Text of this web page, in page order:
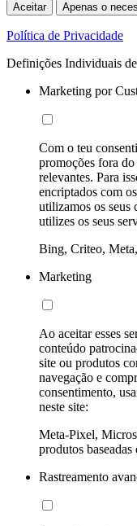
Aceitar Apenas o
Política de Privacidade
Definições Individuais
Marketing por
Com o teu
promoções fora
relevantes. Para
encriptados com
utilizamos os seus
utilizes os seus
Bing, Criteo,
Marketing
Ao aceitar esses
conteúdo
site ou produtos
navegação e
consentimento,
neste site:
Meta-Pixel,
produtos
Rastreamento